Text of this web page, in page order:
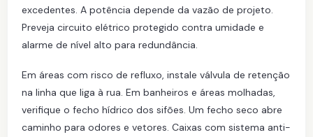
excedentes. A potência depende da vazão de projeto.
Preveja circuito elétrico protegido contra umidade e
alarme de nível alto para redundância.
Em áreas com risco de refluxo, instale válvula de retenção
na linha que liga à rua. Em banheiros e áreas molhadas,
verifique o fecho hídrico dos sifões. Um fecho seco abre
caminho para odores e vetores. Caixas com sistema anti-